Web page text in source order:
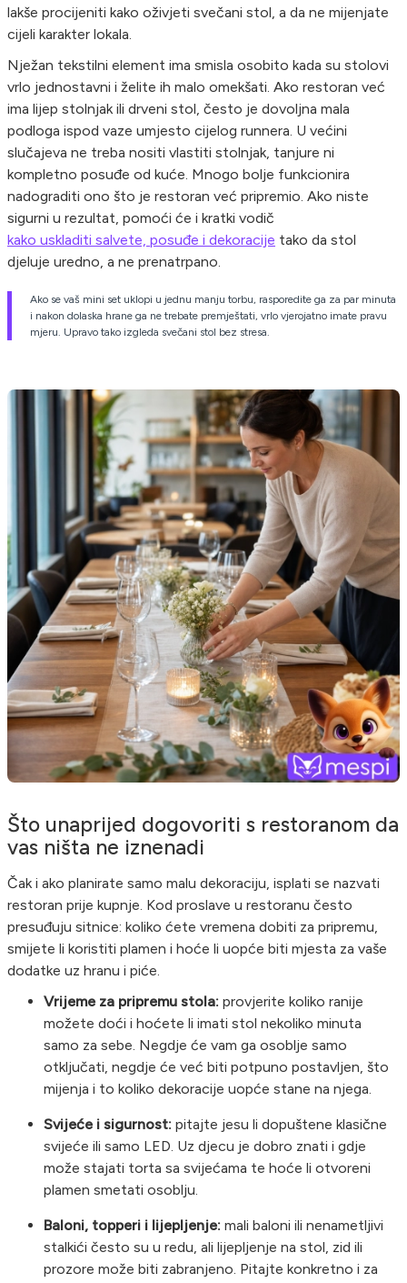
lakše procijeniti kako oživjeti svečani stol, a da ne mijenjate
cijeli karakter lokala.
Nježan tekstilni element ima smisla osobito kada su stolovi
vrlo jednostavni i želite ih malo omekšati. Ako restoran već
ima lijep stolnjak ili drveni stol, često je dovoljna mala
podloga ispod vaze umjesto cijelog runnera. U većini
slučajeva ne treba nositi vlastiti stolnjak, tanjure ni
kompletno posuđe od kuće. Mnogo bolje funkcionira
nadograditi ono što je restoran već pripremio. Ako niste
sigurni u rezultat, pomoći će i kratki vodič
kako uskladiti salvete, posuđe i dekoracije tako da stol
djeluje uredno, a ne prenatrpano.
Ako se vaš mini set uklopi u jednu manju torbu, rasporedite ga za par minuta
i nakon dolaska hrane ga ne trebate premještati, vrlo vjerojatno imate pravu
mjeru. Upravo tako izgleda svečani stol bez stresa.
Što unaprijed dogovoriti s restoranom da
vas ništa ne iznenadi
Čak i ako planirate samo malu dekoraciju, isplati se nazvati
restoran prije kupnje. Kod proslave u restoranu često
presuđuju sitnice: koliko ćete vremena dobiti za pripremu,
smijete li koristiti plamen i hoće li uopće biti mjesta za vaše
dodatke uz hranu i piće.
Vrijeme za pripremu stola: provjerite koliko ranije
možete doći i hoćete li imati stol nekoliko minuta
samo za sebe. Negdje će vam ga osoblje samo
otključati, negdje će već biti potpuno postavljen, što
mijenja i to koliko dekoracije uopće stane na njega.
Svijeće i sigurnost: pitajte jesu li dopuštene klasične
svijeće ili samo LED. Uz djecu je dobro znati i gdje
može stajati torta sa svijećama te hoće li otvoreni
plamen smetati osoblju.
Baloni, topperi i lijepljenje: mali baloni ili nenametljivi
stalkići često su u redu, ali lijepljenje na stol, zid ili
prozore može biti zabranjeno. Pitajte konkretno i za